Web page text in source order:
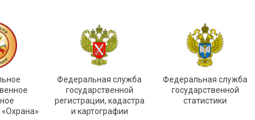
Федеральная служба
государственной
регистрации, кадастра
и картографии
Федеральная служба
государственной
статистики